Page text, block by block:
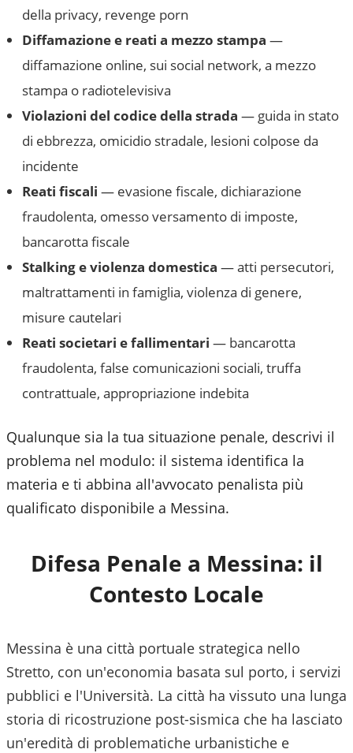
della privacy, revenge porn
Diffamazione e reati a mezzo stampa —
diffamazione online, sui social network, a mezzo
stampa o radiotelevisiva
Violazioni del codice della strada — guida in stato
di ebbrezza, omicidio stradale, lesioni colpose da
incidente
Reati fiscali — evasione fiscale, dichiarazione
fraudolenta, omesso versamento di imposte,
bancarotta fiscale
Stalking e violenza domestica — atti persecutori,
maltrattamenti in famiglia, violenza di genere,
misure cautelari
Reati societari e fallimentari — bancarotta
fraudolenta, false comunicazioni sociali, truffa
contrattuale, appropriazione indebita
Qualunque sia la tua situazione penale, descrivi il
problema nel modulo: il sistema identifica la
materia e ti abbina all'avvocato penalista più
qualificato disponibile a Messina.
Difesa Penale a Messina: il
Contesto Locale
Messina è una città portuale strategica nello
Stretto, con un'economia basata sul porto, i servizi
pubblici e l'Università. La città ha vissuto una lunga
storia di ricostruzione post-sismica che ha lasciato
un'eredità di problematiche urbanistiche e